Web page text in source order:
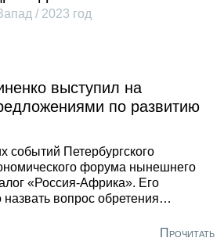
/ 2023 год
выступил на
по развитию
Петербургского
форума нынешнего
«Россия-Африка». Его
вопрос обретения
Прочитать